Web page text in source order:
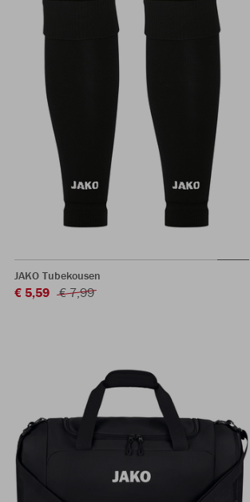
JAKO Tubekousen
€ 5,59 € 7,99